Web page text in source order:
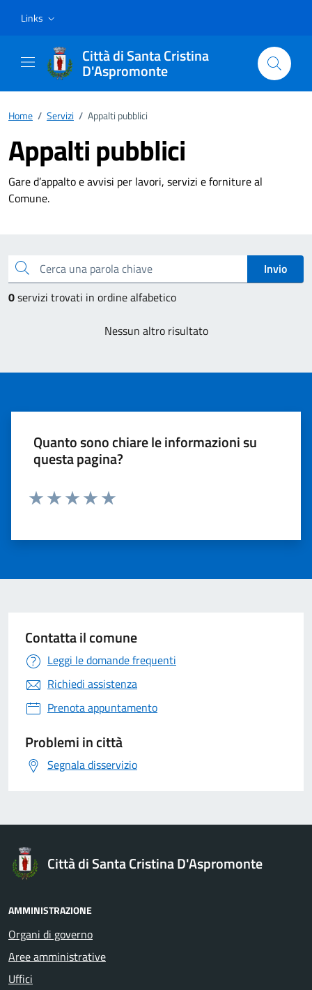
Links
Città di Santa Cristina
D'Aspromonte
Home / Servizi / Appalti pubblici
Appalti pubblici
Gare d’appalto e avvisi per lavori, servizi e forniture al
Comune.
Cerca una parola chiave
Invio
0servizi trovati in ordine alfabetico
Nessun altro risultato
Quanto sono chiare le informazioni su
questa pagina?
Contatta il comune
Leggi le domande frequenti
Richiedi assistenza
Prenota appuntamento
Problemi in città
Segnala disservizio
Città di Santa Cristina D'Aspromonte
AMMINISTRAZIONE
Organi di governo
Aree amministrative
Uffici